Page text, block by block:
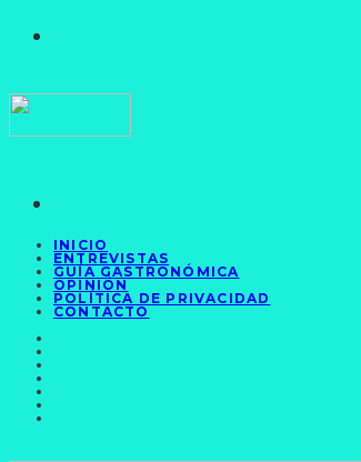
INICIO
ENTREVISTAS
GUÍA GASTRONÓMICA
OPINIÓN
POLÍTICA DE PRIVACIDAD
CONTACTO